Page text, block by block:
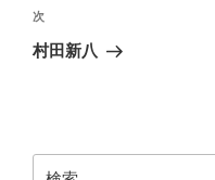
ビ
ゲ
ン
稿
次
の
次
村田新八